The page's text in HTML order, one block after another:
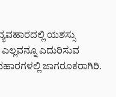
ಯಶಸ್ಸು
ಎದುರಿಸುವ
ಜಾಗರೂಕರಾಗಿರಿ.